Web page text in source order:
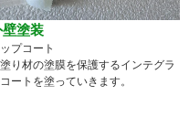
壁塗装
ップコート
り材の塗膜を保護するインテグラ
ートを塗っていきます。